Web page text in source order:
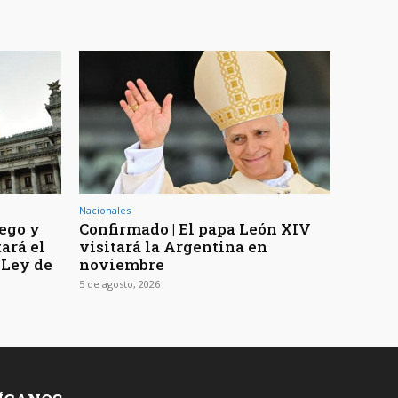
y
el
de
Nacionales
Confirmado | El papa León XIV
visitará la Argentina en
noviembre
5 de agosto, 2026